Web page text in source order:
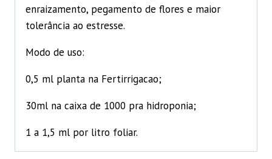
enraizamento, pegamento de flores e maior
tolerância ao estresse.
Modo de uso:
0,5 ml planta na Fertirrigacao;
30ml na caixa de 1000 pra hidroponia;
1 a 1,5 ml por litro foliar.